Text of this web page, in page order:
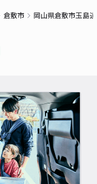
倉敷市 岡山県倉敷市玉島